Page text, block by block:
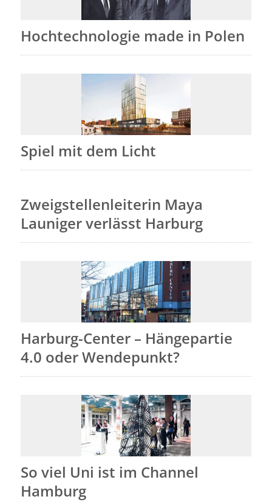
Hochtechnologie made in Polen
Spiel mit dem Licht
Zweigstellenleiterin Maya
Launiger verlässt Harburg
Harburg-Center – Hängepartie
4.0 oder Wendepunkt?
So viel Uni ist im Channel
Hamburg